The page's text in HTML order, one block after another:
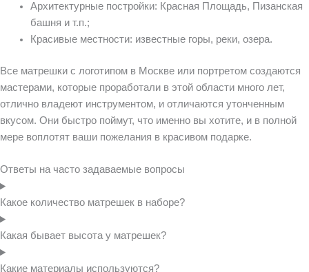
Архитектурные постройки: Красная Площадь, Пизанская
башня и т.п.;
Красивые местности: известные горы, реки, озера.
Все матрешки с логотипом в Москве или портретом создаются
мастерами, которые проработали в этой области много лет,
отлично владеют инструментом, и отличаются утонченным
вкусом. Они быстро поймут, что именно вы хотите, и в полной
мере воплотят ваши пожелания в красивом подарке.
Ответы на часто задаваемые вопросы
Какое количество матрешек в наборе?
Какая бывает высота у матрешек?
Какие материалы используются?